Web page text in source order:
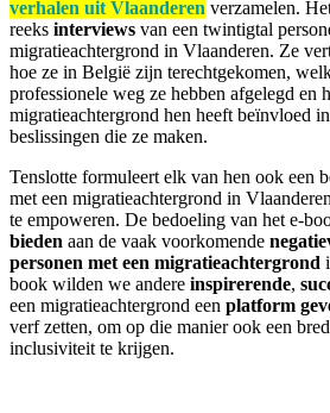
verhalen uit Vlaanderen verzamelen.
reeks interviews van een twintigtal
migratieachtergrond in Vlaanderen. Ze
hoe ze in België zijn terechtgekomen,
professionele weg ze hebben afgelegd en
migratieachtergrond hen heeft beïnvloed
beslissingen die ze maken.
Tenslotte formuleert elk van hen ook een
met een migratieachtergrond in
te empoweren. De bedoeling van het e-
bieden aan de vaak voorkomende
personen met een migratieachtergrond
book wilden we andere inspirerende,
een migratieachtergrond een platform
verf zetten, om op die manier ook een
inclusiviteit te krijgen.